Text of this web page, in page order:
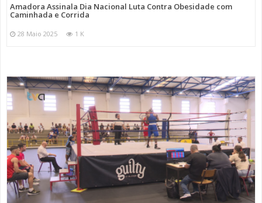
Amadora Assinala Dia Nacional Luta Contra Obesidade com
Caminhada e Corrida
28 Maio 2025 1 K